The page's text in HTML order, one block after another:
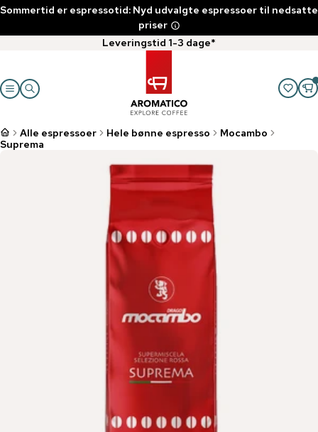
Sommertid er espressotid: Nyd udvalgte espressoer til nedsatte
priser
Leveringstid 1-3 dage*
Alle espressoer Hele bønne espresso
Mocambo
Suprema